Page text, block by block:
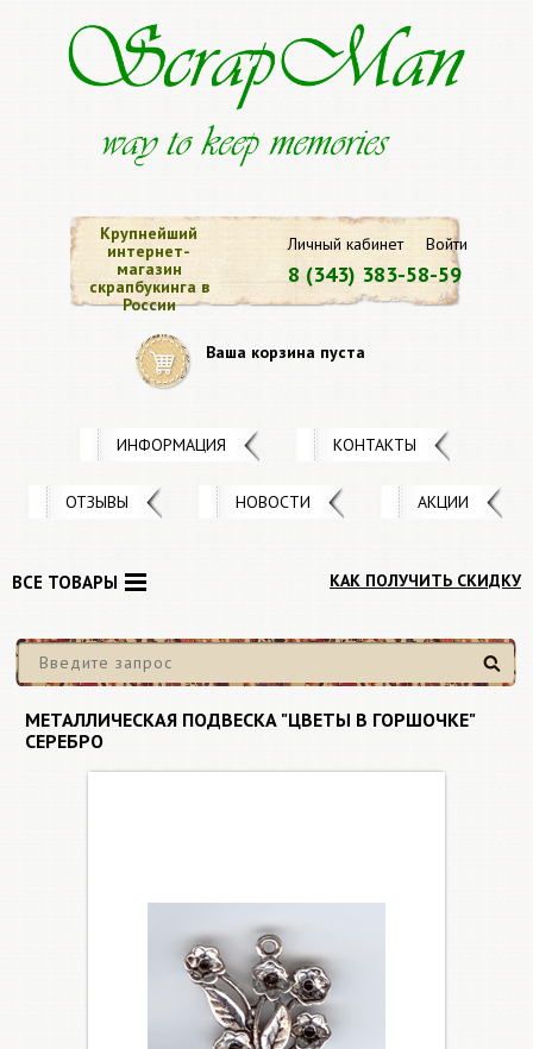
Личный кабинет Войти
8 (343) 383-58-59
Крупнейший
интернет-
магазин
скрапбукинга в
России
Ваша корзина пуста
ИНФОРМАЦИЯ КОНТАКТЫ
ОТЗЫВЫ НОВОСТИ АКЦИИ
КАК ПОЛУЧИТЬ СКИДКУ
Найти
ВСЕ ТОВАРЫ
МЕТАЛЛИЧЕСКАЯ ПОДВЕСКА "ЦВЕТЫ В ГОРШОЧКЕ"
СЕРЕБРО